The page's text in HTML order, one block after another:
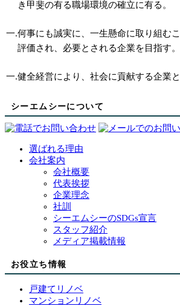
き甲斐の有る職場環境の確立に有る。
一.何事にも誠実に、一生懸命に取り組むこ
評価され、必要とされる企業を目指す。
一.健全経営により、 社会に貢献する企業
シーエムシーについて
選ばれる理由
会社案内
会社概要
代表挨拶
企業理念
社訓
シーエムシーのSDGs宣言
スタッフ紹介
メディア掲載情報
お役立ち情報
戸建てリノベ
マンションリノベ